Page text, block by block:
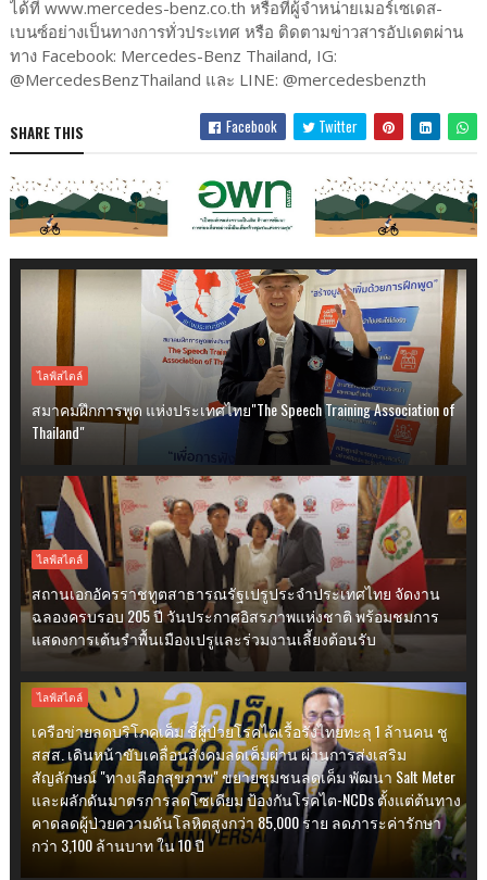
ได้ที่ www.mercedes-benz.co.th หรือที่ผู้จำหน่ายเมอร์เซเดส-
เบนซ์อย่างเป็นทางการทั่วประเทศ หรือ ติดตามข่าวสารอัปเดตผ่าน
ทาง Facebook: Mercedes-Benz Thailand, IG:
@MercedesBenzThailand และ LINE: @mercedesbenzth
SHARE THIS Facebook Twitter
ไลฟ์สไตล์
สมาคมฝึกการพูด แห่งประเทศไทย"The Speech Training Association of
Thailand"
ไลฟ์สไตล์
สถานเอกอัครราชทูตสาธารณรัฐเปรูประจำประเทศไทย จัดงาน
ฉลองครบรอบ 205 ปี วันประกาศอิสรภาพแห่งชาติ พร้อมชมการ
แสดงการเต้นรำพื้นเมืองเปรูและร่วมงานเลี้ยงต้อนรับ
ไลฟ์สไตล์
เครือข่ายลดบริโภคเค็ม ชี้ผู้ป่วยโรคไตเรื้อรังไทยทะลุ 1 ล้านคน ชู
สสส. เดินหน้าขับเคลื่อนสังคมลดเค็มผ่าน ผ่านการส่งเสริม
สัญลักษณ์ "ทางเลือกสุขภาพ" ขยายชุมชนลดเค็ม พัฒนา Salt Meter
และผลักดันมาตรการลดโซเดียม ป้องกันโรคไต-NCDs ตั้งแต่ต้นทาง
คาดลดผู้ป่วยความดันโลหิตสูงกว่า 85,000 ราย ลดภาระค่ารักษา
กว่า 3,100 ล้านบาท ใน 10 ปี